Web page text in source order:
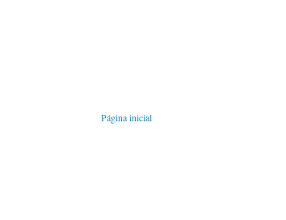
Página inicial